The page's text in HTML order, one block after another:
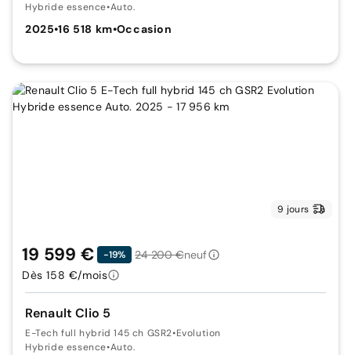
Hybride essence•Auto.
2025•16 518 km•Occasion
9 jours
Renault Clio 5
E-Tech full hybrid 145 ch GSR2•Evolution
Hybride essence•Auto.
19 599 € -19% 24 200 €neuf
Dès 158 €/mois